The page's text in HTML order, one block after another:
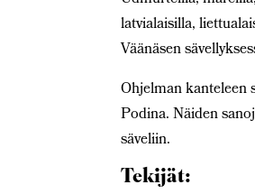
latvialaisilla,
Väänäsen
Ohjelman kanteleen
Podina. Näiden
säveliin.
Tekijät: